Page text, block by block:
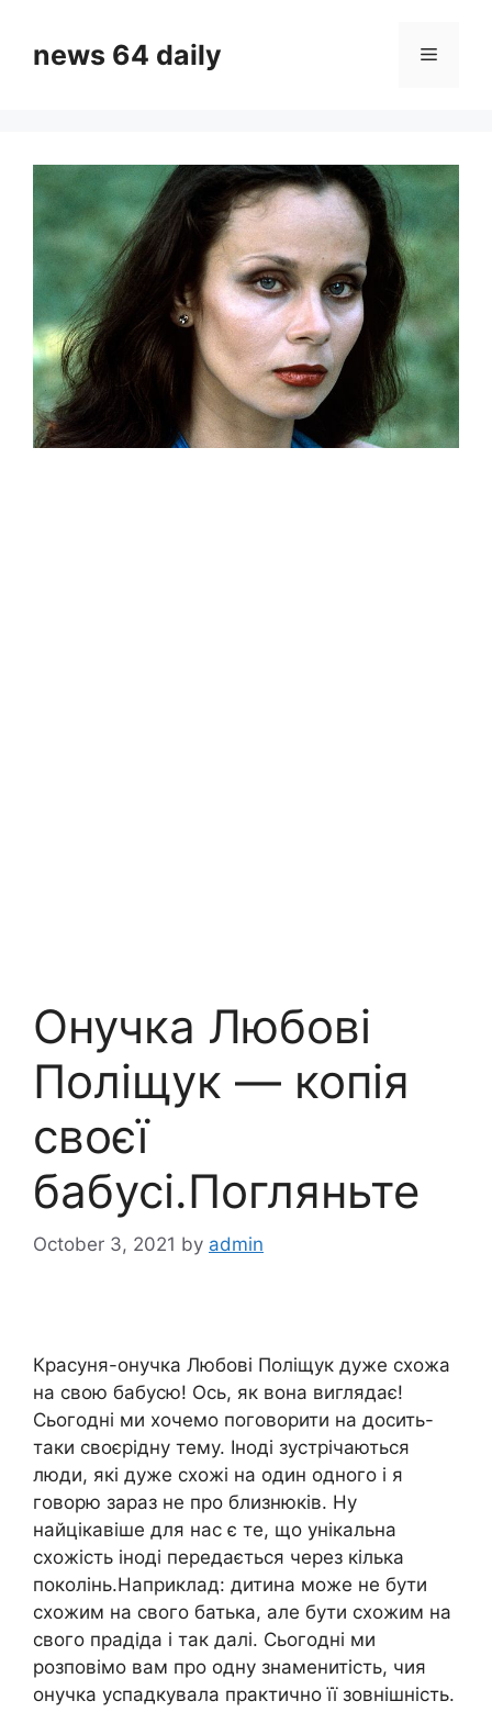
contentnews 64 daily Menu
Онучка Любові
Поліщук — копія
своєї
бабусі.Погляньте
October 3, 2021 by admin
Красуня-онучка Любові Поліщук дуже схожа
на свою бабусю! Ось, як вона виглядає!
Сьогодні ми хочемо поговорити на досить-
таки своєрідну тему. Іноді зустрічаються
люди, які дуже схожі на один одного і я
говорю зараз не про близнюків. Ну
найцікавіше для нас є те, що унікальна
схожість іноді передається через кілька
поколінь.Наприклад: дитина може не бути
схожим на свого батька, але бути схожим на
свого прадіда і так далі. Сьогодні ми
розповімо вам про одну знаменитість, чия
онучка успадкувала практично її зовнішність.